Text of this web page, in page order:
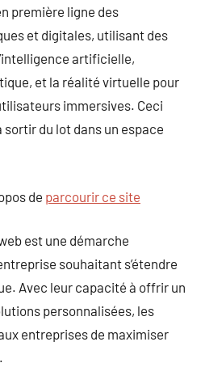
première ligne des
et digitales, utilisant des
artificielle,
et la réalité virtuelle pour
immersives. Ceci
du lot dans un espace
de parcourir ce site
est une démarche
souhaitant s’étendre
Avec leur capacité à offrir un
personnalisées, les
entreprises de maximiser